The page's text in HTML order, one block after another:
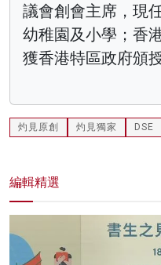
議會創會主席，現
幼稚園及小學；香
獲香港特區政府頒
灼見原創 灼見獨家 DSE
編輯精選